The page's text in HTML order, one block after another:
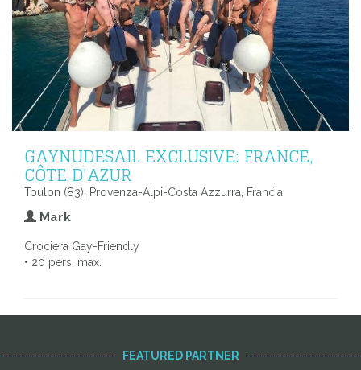
GAYNUDESAIL EXCLUSIVE: FRANCE,
CÔTE D'AZUR
Toulon (83), Provenza-Alpi-Costa Azzurra, Francia
Mark
Crociera Gay-Friendly
• 20 pers. max.
FEATURED PARTNER